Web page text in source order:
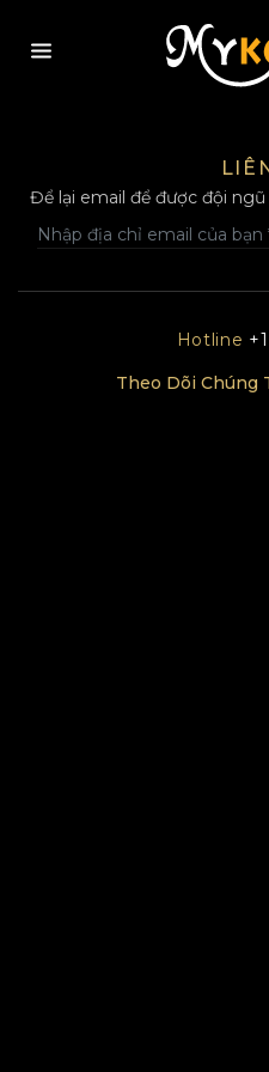
Để lại email để được đội
Hotline
Theo Dõi Chúng